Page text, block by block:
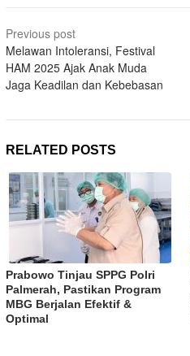
Post
navigation
Previous post
Melawan Intoleransi, Festival
HAM 2025 Ajak Anak Muda
Jaga Keadilan dan Kebebasan
RELATED POSTS
Prabowo Tinjau SPPG Polri
Palmerah, Pastikan Program
MBG Berjalan Efektif &
Optimal